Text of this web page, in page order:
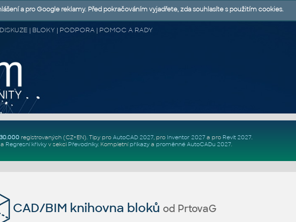
| BLOKY | PODPORA | POMOC A RADY
registrovaných (CZ+EN). Tipy pro AutoCAD 2027, pro Inventor 2027a pro Revit 2027.
a Regresní křivkyv sekci Převodníky. Kompletní příkazya proměnné AutoCADu 2027.
CAD/BIM knihovna blokůod PrtovaG
a pro Google reklamy. Před pokračováním vyjadřete, zda souhlasíte s použitím cookies.